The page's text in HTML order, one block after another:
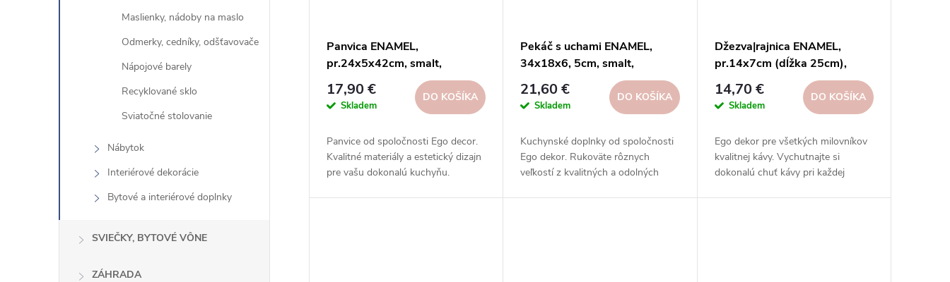
Maslienky, nádoby na maslo
Odmerky, cedníky, odšťavovače
Nápojové barely
Recyklované sklo
Sviatočné stolovanie
Nábytok
Interiérové ​​dekorácie
Bytové a interiérové ​​doplnky
SVIEČKY, BYTOVÉ VÔNE
ZÁHRADA
Panvica ENAMEL,
pr.24x5x42cm, smalt,
biela|Ego dekor
17,90 €
Skladem
DO KOŠÍKA
Panvice od spoločnosti Ego decor.
Kvalitné materiály a estetický dizajn
pre vašu dokonalú kuchyňu.
Pekáč s uchami ENAMEL,
34x18x6, 5cm, smalt,
biela|Ego dekor
21,60 €
Skladem
DO KOŠÍKA
Kuchynské doplnky od spoločnosti
Ego dekor. Rukoväte rôznych
veľkostí z kvalitných a odolných
Džezva|rajnica ENAMEL,
pr.14x7cm (dĺžka 25cm),
smalt, biela|Ego dekor
14,70 €
Skladem
DO KOŠÍKA
Ego dekor pre všetkých milovníkov
kvalitnej kávy. Vychutnajte si
dokonalú chuť kávy pri každej